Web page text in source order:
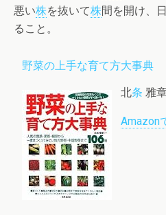
悪い株を抜いて株間を開け、
ること。
野菜の上手な育て方大事典
北条 雅
Amazon